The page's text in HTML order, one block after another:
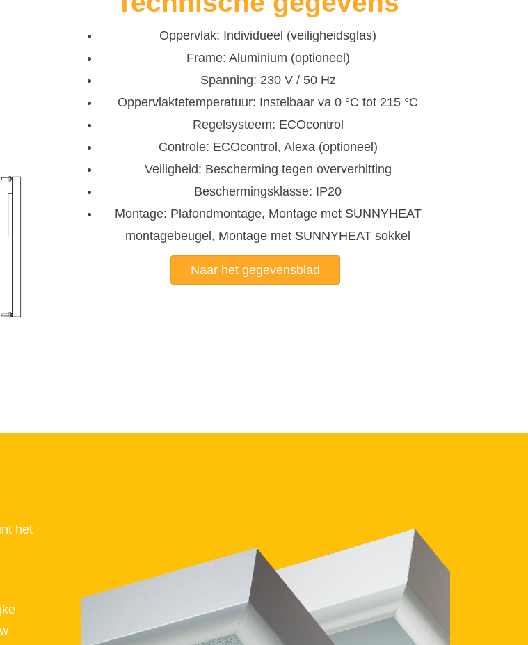
Oppervlak: Individueel (veiligheidsglas)
Frame: Aluminium (optioneel)
Spanning: 230 V / 50 Hz
Oppervlaktetemperatuur: Instelbaar va 0 °C tot 215 °C
Regelsysteem: ECOcontrol
Controle: ECOcontrol, Alexa (optioneel)
Veiligheid: Bescherming tegen oververhitting
Beschermingsklasse: IP20
Montage: Plafondmontage, Montage met SUNNYHEAT
montagebeugel, Montage met SUNNYHEAT sokkel
Naar het gegevensblad
het